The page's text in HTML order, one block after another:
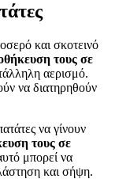
και σκοτεινό
τους σε
αερισμό.
να διατηρηθούν
να γίνουν
τους σε
μπορεί να
και σήψη.